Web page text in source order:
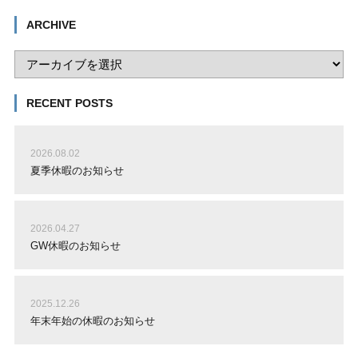
ARCHIVE
RECENT POSTS
2026.08.02
夏季休暇のお知らせ
2026.04.27
GW休暇のお知らせ
2025.12.26
年末年始の休暇のお知らせ